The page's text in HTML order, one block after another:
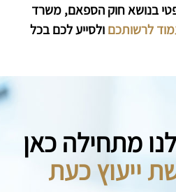
בנושא חוק הספאם, משרד
לרשותכם ולסייע לכם בכל
מתחילה כאן
ייעוץ כעת